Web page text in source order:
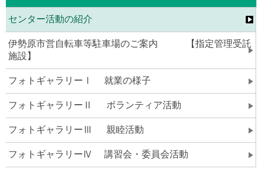
センター活動の紹介
伊勢原市営自転車等駐車場のご案内 【指定管理受託
施設】
フォトギャラリーⅠ 就業の様子
フォトギャラリーⅡ ボランティア活動
フォトギャラリーⅢ 親睦活動
フォトギャラリーⅣ 講習会・委員会活動